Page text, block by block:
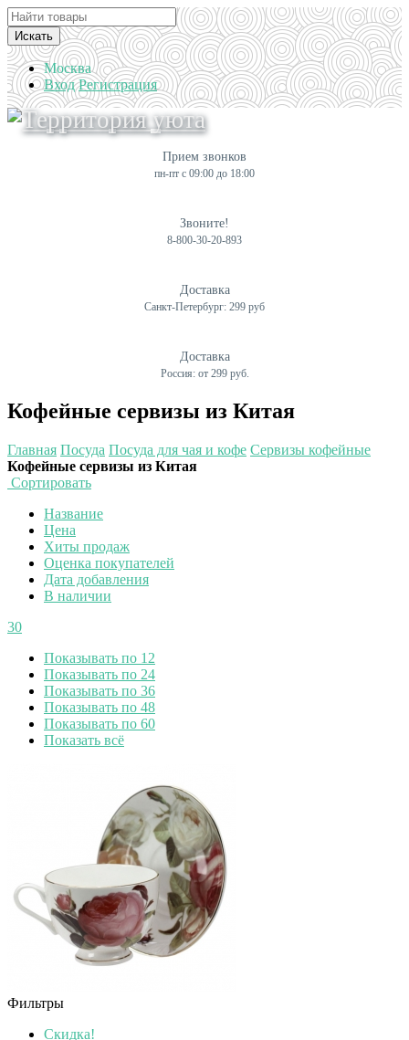
Искать
Москва
Вход Регистрация
Прием звонков
пн-пт с 09:00 до 18:00
Звоните!
8-800-30-20-893
Доставка
Санкт-Петербург: 299 руб
Доставка
Россия: от 299 руб.
Кофейные сервизы из Китая
Главная Посуда Посуда для чая и кофе Сервизы кофейные
Кофейные сервизы из Китая
Сортировать
Название
Цена
Хиты продаж
Оценка покупателей
Дата добавления
В наличии
30
Показывать по 12
Показывать по 24
Показывать по 36
Показывать по 48
Показывать по 60
Показать всё
Фильтры
Скидка!